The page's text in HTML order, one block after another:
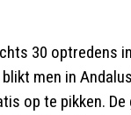
30 optredens
men in
op te pikken.